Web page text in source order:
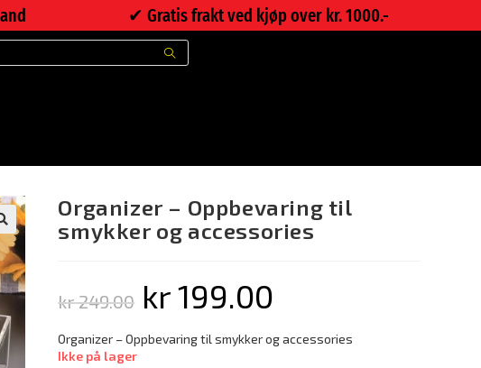
✔︎ Gratis frakt ved kjøp over kr. 1000.-
Organizer – Oppbevaring til
smykker og accessories
kr249.00 kr199.00
Organizer – Oppbevaring til smykker og accessories
Ikke på lager